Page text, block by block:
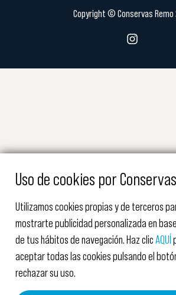
Copyright © Conservas Remo
Uso de cookies por
Utilizamos cookies propias y de terceros
mostrarte publicidad personalizada en
de tus hábitos de navegación. Haz clicAQUÍ
aceptar todas las cookies pulsando el
rechazar su uso.